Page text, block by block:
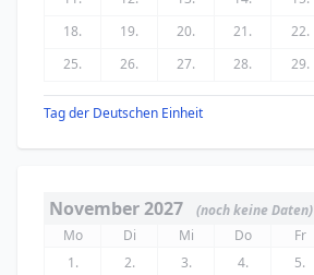
18.
19. 20. 21. 22.
25.
26. 27. 28. 29.
Tag der Deutschen Einheit
November 2027
(noch keine Daten)
Mo
Di Mi Do Fr
1.
2. 3. 4. 5.